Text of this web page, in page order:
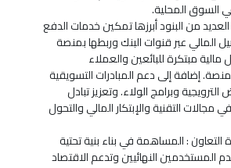
السوق المحلية.
من البنود أبرزها تمكين خدمات الدفع
المالي عبر قنوات البنك وربطها بمنصة
مالية مبتكرة للبائعين والعملاء
إضافة إلى دعم المبادرات التسويقية
وبرامج الولاء. وتعزيز تبادل
مجالات التقنية والإبتكار المالي والتحول
: المساهمة في بناء بنية تحتية
المستخدمين النهائيين وتدعم الاقتصاد